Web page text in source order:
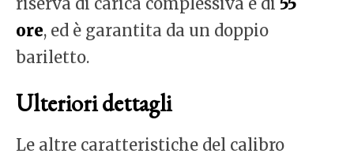
ore, ed è garantita da un doppio
bariletto.
Ulteriori dettagli
Le altre caratteristiche del calibro